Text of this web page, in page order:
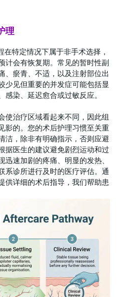
理
特定情况下属于非手术选择，
计会有恢复期。常见的暂时性副
、瘀青、不适，以及注射部位出
少见但重要的并发症可能包括显
染、延迟愈合或过敏反应。
使治疗区域看起来不同，因此组
影的。您的术后护理习惯至关重
洁，除非有明确指示，否则应避
据医生的建议避免剧烈运动和过
迅速加剧的疼痛、明显的发热、
系诊所进行及时的医疗评估。通
供详细的术后指导，我们帮助患